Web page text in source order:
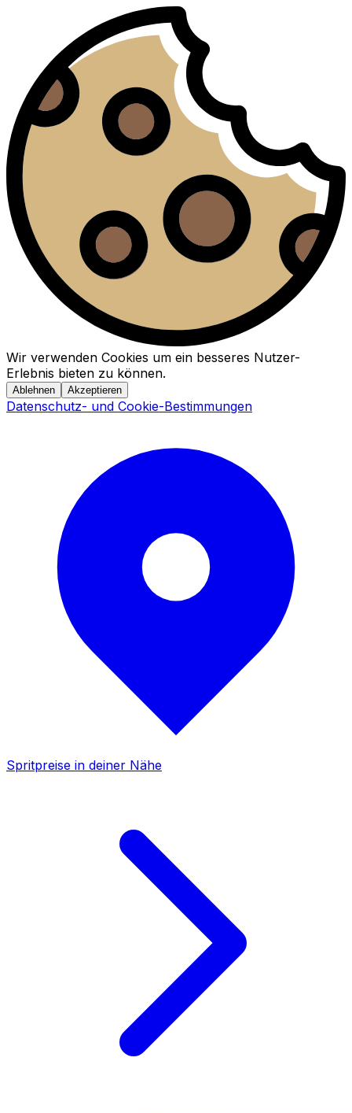
Wir verwenden Cookies um ein besseres Nutzer-
Erlebnis bieten zu können.
Ablehnen Akzeptieren
Datenschutz- und Cookie-Bestimmungen
Spritpreise in deiner Nähe